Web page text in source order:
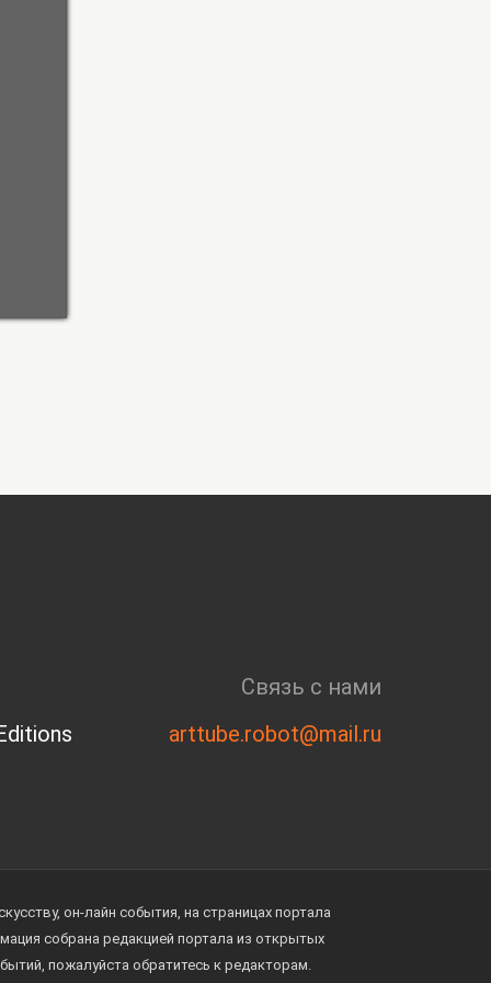
Связь с нами
arttube.robot@mail.ru
он-лайн события, на страницах портала
собрана редакцией портала из открытых
пожалуйста обратитесь к редакторам.